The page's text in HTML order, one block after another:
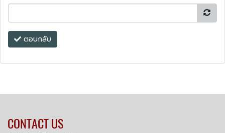
ตอบกลับ
CONTACT US